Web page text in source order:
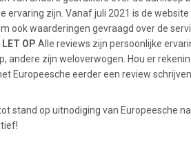
ervaring zijn. Vanaf juli 2021 is de
ook waarderingen gevraagd over de
LET OP Alle reviews zijn persoonlijke
andere zijn weloverwogen. Hou er
Europeesche eerder een review
stand op uitnodiging van Europeesche